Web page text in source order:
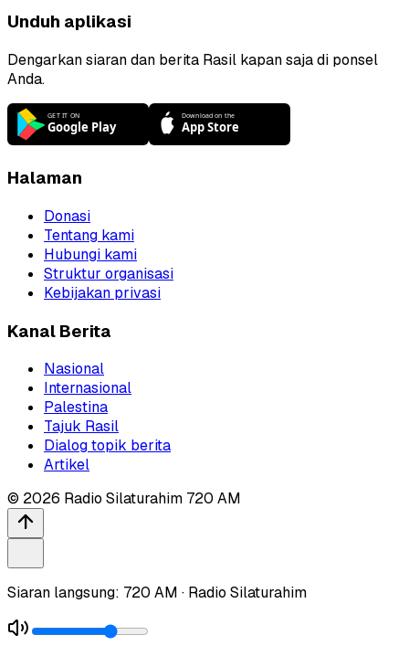
Unduh aplikasi
Dengarkan siaran dan berita Rasil kapan saja di ponsel
Anda.
Halaman
Donasi
Tentang kami
Hubungi kami
Struktur organisasi
Kebijakan privasi
Kanal Berita
Nasional
Internasional
Palestina
Tajuk Rasil
Dialog topik berita
Artikel
© 2026 Radio Silaturahim 720 AM
Siaran langsung: 720 AM · Radio Silaturahim